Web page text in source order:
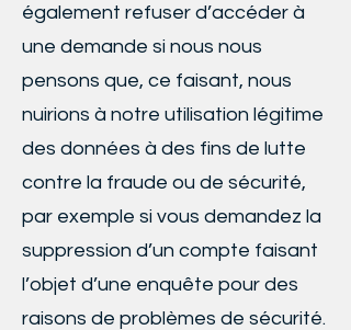
également refuser d’accéder à
une demande si nous nous
pensons que, ce faisant, nous
nuirions à notre utilisation légitime
des données à des fins de lutte
contre la fraude ou de sécurité,
par exemple si vous demandez la
suppression d’un compte faisant
l’objet d’une enquête pour des
raisons de problèmes de sécurité.